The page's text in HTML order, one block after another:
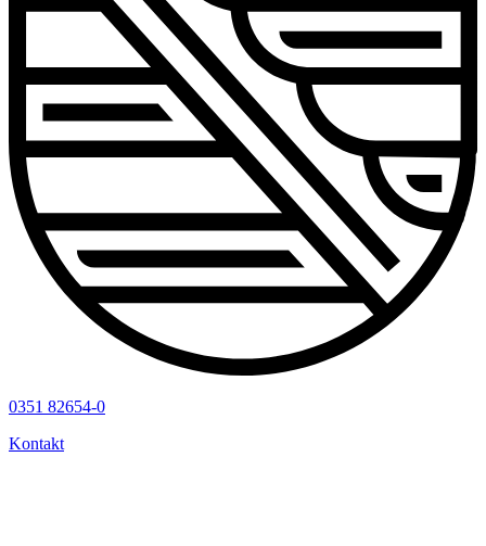
0351 82654-0
Kontakt